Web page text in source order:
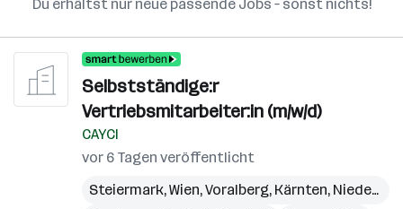
Du erhältst nur neue passende Jobs – sonst nichts!
Selbstständige:r
Vertriebsmitarbeiter:in (m/w/d)
CAYCI
vor 6 Tagen veröffentlicht
Steiermark,Wien,Voralberg, Kärnten, Niederösterreich